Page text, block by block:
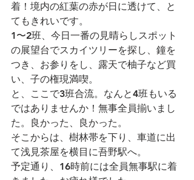
着！境内の紅葉の赤が日に透けて、と
てもきれいです。
1〜2班、今日一番の見晴らしスポット
の展望台でスカイツリーを探し、鐘を
つき、お参りをし、露天で柚子など買
い、子の権現満喫。
と、ここで3班合流。なんと4班もいる
ではありませんか！無事全員揃いまし
た。良かった、良かった。
そこからは、樹林帯を下り、車道に出
て浅見茶屋を横目に吾野駅へ。
予定通り、16時前には全員無事駅に着